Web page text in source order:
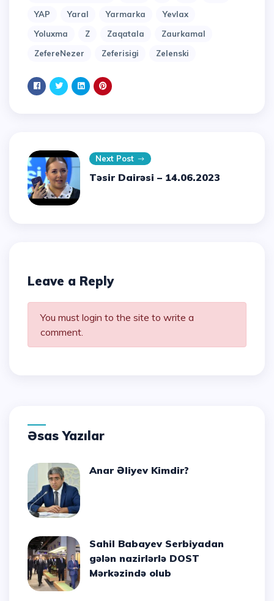
YAP Yaral Yarmarka
Yevlax
Yoluxma
Z Zaqatala
Zaurkamal
ZefereNezer
Zeferisigi Zelenski
Next Post
Təsir Dairəsi – 14.06.2023
Leave a Reply
You must login to the site to write a
comment.
Əsas Yazılar
Anar Əliyev Kimdir?
Sahil Babayev Serbiyadan
gələn nazirlərlə DOST
Mərkəzində olub